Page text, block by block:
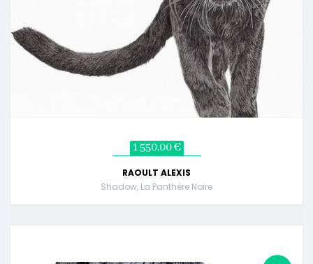
1 550,00 €
RAOULT ALEXIS
Shadow, La Panthère Noire